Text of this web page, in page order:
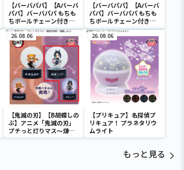
【バーバパパ】【Aバーバ
パパ】バーバパパ もちも
ちボールチェーン付きぬ
いぐるみ
【バーバパパ】【Aバーバ
パパ】バーバパパ もちも
ちボールチェーン付きぬ
いぐるみ Part2
26.08.06
【鬼滅の刃】【B胡蝶しの
ぶ】アニメ「鬼滅の刃」
プチっと灯りマス～煉獄
杏寿郎・胡蝶しのぶ～
26.08.06
【プリキュア】名探偵プ
リキュア！ プラネタリウ
ムライト
もっと見る